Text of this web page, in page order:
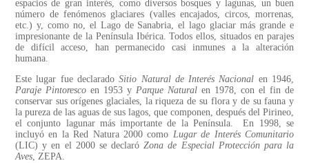
espacios de gran interés, como diversos bosques y lagunas, un buen
número de fenómenos glaciares (valles encajados, circos, morrenas,
etc.) y, como no, el Lago de Sanabria, el lago glaciar más grande e
impresionante de la Península Ibérica. Todos ellos, situados en parajes
de difícil acceso, han permanecido casi inmunes a la alteración
humana.
Este lugar fue declaradoSitio Natural de Interés Nacional en 1946,
Paraje Pintoresco en 1953 y Parque Natural en 1978, con el fin de
conservar sus orígenes glaciales, la riqueza de su flora y de su fauna y
la pureza de las aguas de sus lagos, que componen, después del Pirineo,
el conjunto lagunar más importante de la Península. En 1998, se
incluyó en la Red Natura 2000 como Lugar de Interés Comunitario
(LIC) y en el 2000 se declaróZona de Especial Protección para la
Aves, ZEPA.